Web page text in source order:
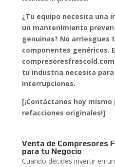
¿Tu equipo necesita una
un mantenimiento
genuinas? No arriesgues
componentes genéricos.
tu industria necesita
interrupciones.
[¡Contáctanos hoy
refacciones originales!]
Venta de Compresores
para tu Negocio
Cuando decides invertir en